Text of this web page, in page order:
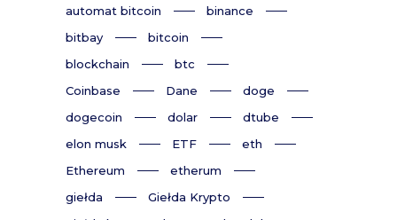
automat bitcoin
binance
bitbay
bitcoin
blockchain
btc
Coinbase
Dane
doge
dogecoin
dolar
dtube
elon musk
ETF
eth
Ethereum
etherum
giełda
Giełda Krypto